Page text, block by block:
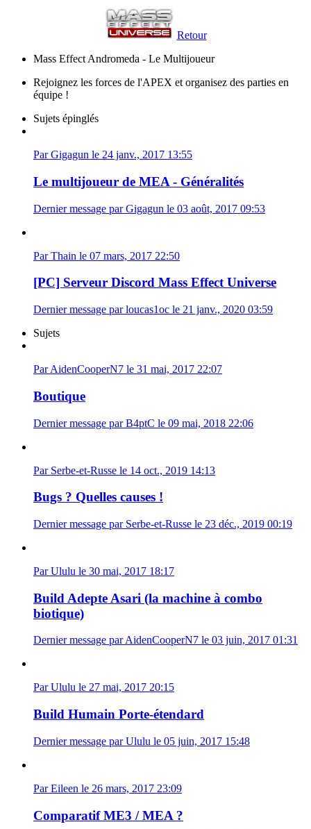
Retour
Mass Effect Andromeda - Le Multijoueur
Rejoignez les forces de l'APEX et organisez des parties en
équipe !
Sujets épinglés
Par Gigagun le 24 janv., 2017 13:55
Le multijoueur de MEA - Généralités
Dernier message par Gigagun le 03 août, 2017 09:53
Par Thain le 07 mars, 2017 22:50
[PC] Serveur Discord Mass Effect Universe
Dernier message par loucas1oc le 21 janv., 2020 03:59
Sujets
Par AidenCooperN7 le 31 mai, 2017 22:07
Boutique
Dernier message par B4ptC le 09 mai, 2018 22:06
Par Serbe-et-Russe le 14 oct., 2019 14:13
Bugs ? Quelles causes !
Dernier message par Serbe-et-Russe le 23 déc., 2019 00:19
Par Ululu le 30 mai, 2017 18:17
Build Adepte Asari (la machine à combo
biotique)
Dernier message par AidenCooperN7 le 03 juin, 2017 01:31
Par Ululu le 27 mai, 2017 20:15
Build Humain Porte-étendard
Dernier message par Ululu le 05 juin, 2017 15:48
Par Eileen le 26 mars, 2017 23:09
Comparatif ME3 / MEA ?